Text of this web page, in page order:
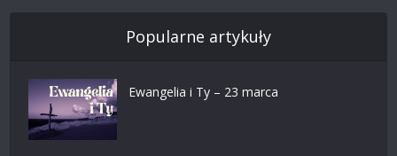
Popularne artykuły
Ewangelia i Ty – 23 marca